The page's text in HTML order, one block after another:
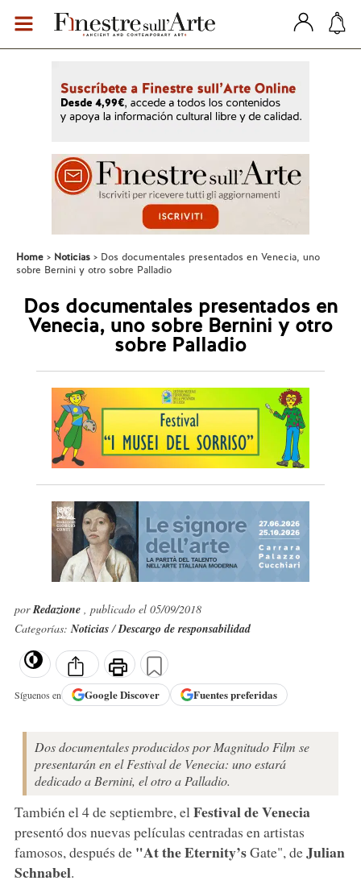
Home Noticias
Dos documentales presentados en Venecia, uno
sobre Bernini y otro sobre Palladio
Dos documentales presentados en
Venecia, uno sobre Bernini y otro
sobre Palladio
porRedazione , publicado el 05/09/2018
Categorías:Noticias/Descargo de responsabilidad
Síguenos en GoogleDiscover Fuentes preferidas
Dos documentales producidos por Magnitudo Film se
presentarán en el Festival de Venecia: uno estará
dedicado a Bernini, el otro a Palladio.
También el 4 de septiembre, el Festival de Venecia
presentó dos nuevas películas centradas en artistas
famosos, después de "At the Eternity’sGate", deJulian
Schnabel.